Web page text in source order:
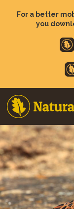
For a better
you